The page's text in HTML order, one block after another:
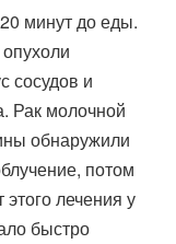
минут до еды.
сосудов и
Рак молочной
обнаружили
потом
лечения у
быстро